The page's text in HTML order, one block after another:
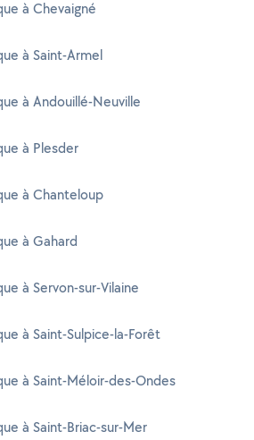
à Chevaigné
à Saint-Armel
à Andouillé-Neuville
à Plesder
à Chanteloup
à Gahard
à Servon-sur-Vilaine
à Saint-Sulpice-la-Forêt
à Saint-Méloir-des-Ondes
à Saint-Briac-sur-Mer